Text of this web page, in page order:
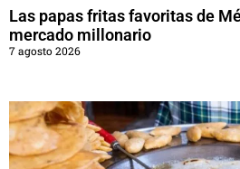
Las papas fritas favoritas de
mercado millonario
7 agosto 2026